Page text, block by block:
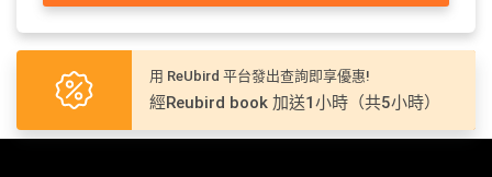
用 ReUbird 平台發出查詢即享優惠!
經Reubird book 加送1小時（共5小時）